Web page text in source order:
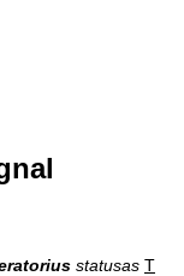
statusas T